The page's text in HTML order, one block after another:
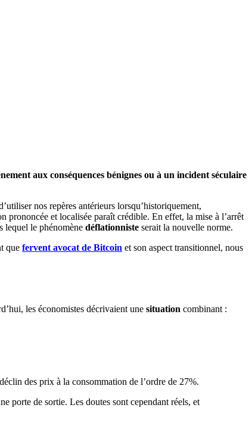
aux conséquences bénignes ou à un incident séculaire
nos repères antérieurs lorsqu’historiquement,
prononcée et localisée paraît crédible. En effet, la mise à l’arrêt
lequel le phénomène déflationniste serait la nouvelle norme.
que fervent avocat de Bitcoin et son aspect transitionnel, nous
les économistes décrivaient une situation combinant :
des prix à la consommation de l’ordre de 27%.
porte de sortie. Les doutes sont cependant réels, et